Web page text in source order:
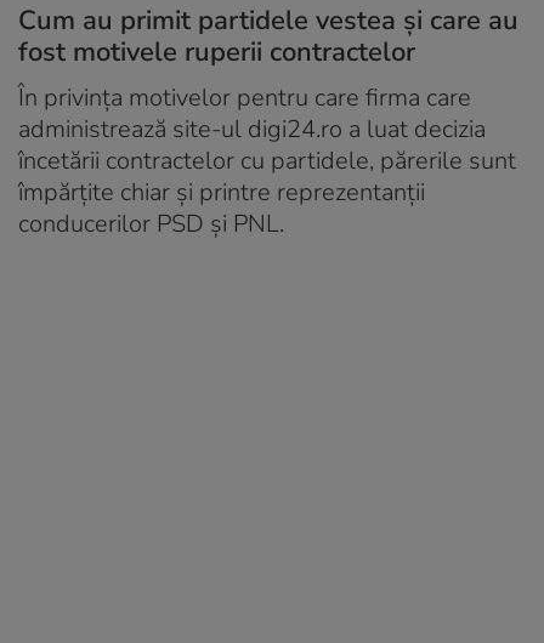
Cum au primit partidele vestea și care au
fost motivele ruperii contractelor
În privința motivelor pentru care firma care
administrează site-ul digi24.ro a luat decizia
încetării contractelor cu partidele, părerile sunt
împărțite chiar și printre reprezentanții
conducerilor PSD și PNL.